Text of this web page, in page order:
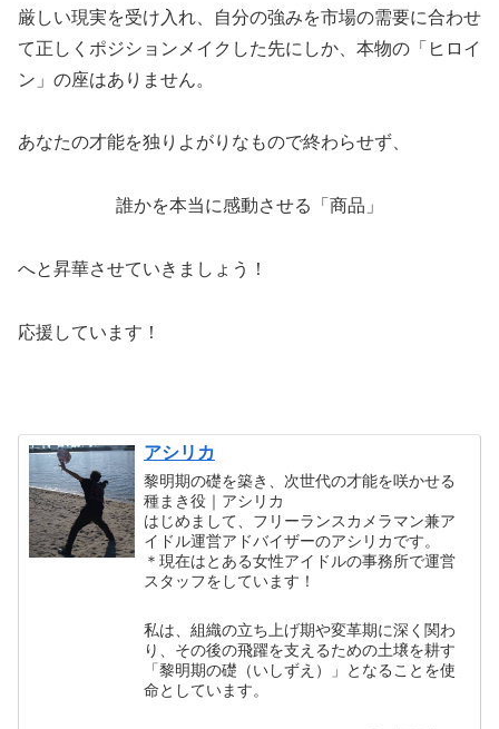
厳しい現実を受け入れ、自分の強みを市場の需要に合わせ
て正しくポジションメイクした先にしか、本物の「ヒロイ
ン」の座はありません。
あなたの才能を独りよがりなもので終わらせず、
誰かを本当に感動させる「商品」
へと昇華させていきましょう！
応援しています！
アシリカ
黎明期の礎を築き、次世代の才能を咲かせる
種まき役｜アシリカ
はじめまして、フリーランスカメラマン兼ア
イドル運営アドバイザーのアシリカです。
＊現在はとある女性アイドルの事務所で運営
スタッフをしています！
私は、組織の立ち上げ期や変革期に深く関わ
り、その後の飛躍を支えるための土壌を耕す
「黎明期の礎（いしずえ）」となることを使
命としています。